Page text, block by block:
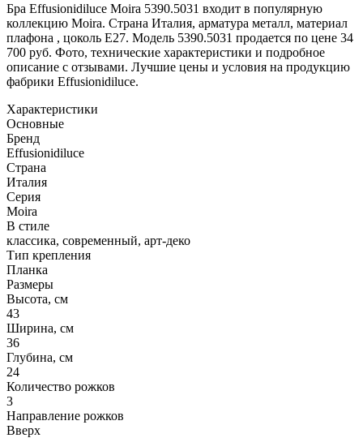
Бра Effusionidiluce Moira 5390.5031 входит в популярную
коллекцию Moira. Страна Италия, арматура металл, материал
плафона , цоколь E27. Модель 5390.5031 продается по цене 34
700 руб. Фото, технические характеристики и подробное
описание с отзывами. Лучшие цены и условия на продукцию
фабрики Effusionidiluce.
Характеристики
Основные
Бренд
Effusionidiluce
Страна
Италия
Серия
Moira
В стиле
классика, современный, арт-деко
Тип крепления
Планка
Размеры
Высота, см
43
Ширина, см
36
Глубина, см
24
Количество рожков
3
Направление рожков
Вверх